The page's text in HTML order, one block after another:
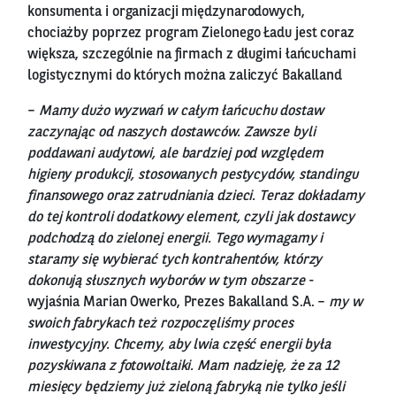
konsumenta i organizacji międzynarodowych,
chociażby poprzez program Zielonego Ładu jest coraz
większa, szczególnie na firmach z długimi łańcuchami
logistycznymi do których można zaliczyć Bakalland
– Mamy dużo wyzwań w całym łańcuchu dostaw
zaczynając od naszych dostawców. Zawsze byli
poddawani audytowi, ale bardziej pod względem
higieny produkcji, stosowanych pestycydów, standingu
finansowego oraz zatrudniania dzieci. Teraz dokładamy
do tej kontroli dodatkowy element, czyli jak dostawcy
podchodzą do zielonej energii. Tego wymagamy i
staramy się wybierać tych kontrahentów, którzy
dokonują słusznych wyborów w tym obszarze-
wyjaśnia Marian Owerko, Prezes Bakalland S.A. – my w
swoich fabrykach też rozpoczęliśmy proces
inwestycyjny. Chcemy, aby lwia część energii była
pozyskiwana z fotowoltaiki. Mam nadzieję, że za 12
miesięcy będziemy już zieloną fabryką nie tylko jeśli